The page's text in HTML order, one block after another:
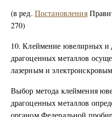
(в ред. Постановления
270)
10. Клеймение ювелирных и
драгоценных металлов
лазерным и
Выбор метода клеймения
драгоценных металлов
органом Федеральной